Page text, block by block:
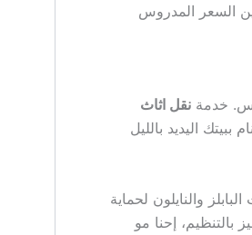
السعر المدروس
خدمة نقل اثاث
ببيتك اليديد بالليل
والنايلون لحماية
بالتنظيم، إحنا مو